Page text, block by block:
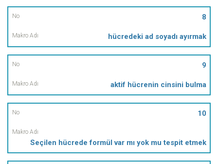
8
hücredeki ad soyadı ayırmak
9
aktif hücrenin cinsini bulma
10
Seçilen hücrede formül var mı yok mu tespit etmek